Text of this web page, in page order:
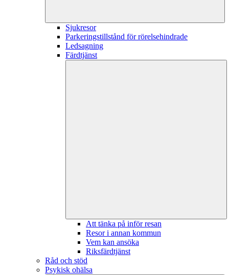
Sjukresor
Parkeringstillstånd för rörelsehindrade
Ledsagning
Färdtjänst
Att tänka på inför resan
Resor i annan kommun
Vem kan ansöka
Riksfärdtjänst
Råd och stöd
Psykisk ohälsa